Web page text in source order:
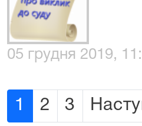
05 грудня 2019,
1 2 3